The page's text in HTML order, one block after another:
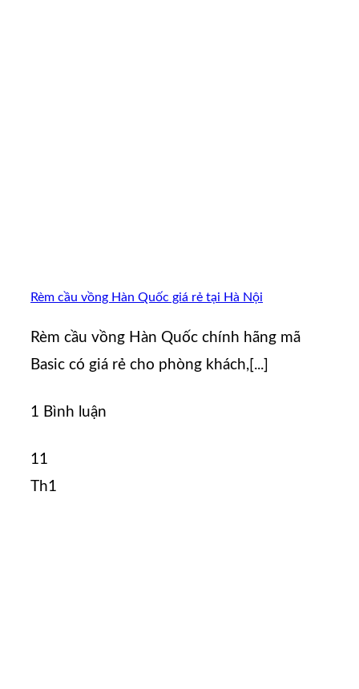
Rèm cầu vồng Hàn Quốc giá rẻ tại Hà Nội
Rèm cầu vồng Hàn Quốc chính hãng mã
Basic có giá rẻ cho phòng khách,[...]
1 Bình luận
11
Th1